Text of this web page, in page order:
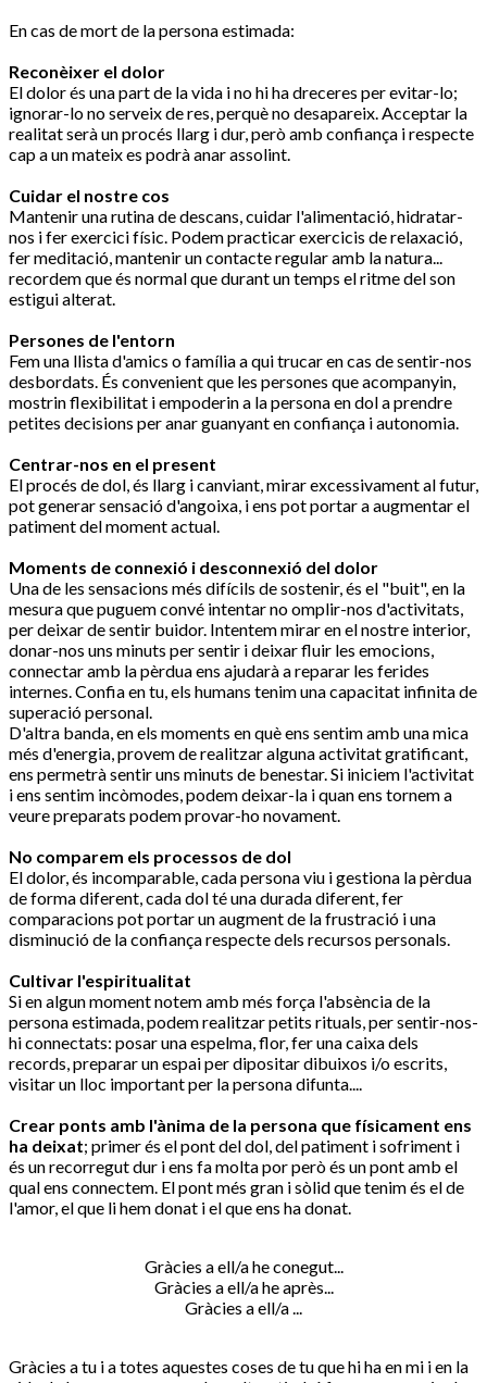
En cas de mort de la persona estimada:
Reconèixer el dolor
El dolor és una part de la vida i no hi ha dreceres per evitar-lo;
ignorar-lo no serveix de res, perquè no desapareix. Acceptar la
realitat serà un procés llarg i dur, però amb confiança i respecte
cap a un mateix es podrà anar assolint.
Cuidar el nostre cos
Mantenir una rutina de descans, cuidar l'alimentació, hidratar-
nos i fer exercici físic. Podem practicar exercicis de relaxació,
fer meditació, mantenir un contacte regular amb la natura...
recordem que és normal que durant un temps el ritme del son
estigui alterat.
Persones de l'entorn
Fem una llista d'amics o família a qui trucar en cas de sentir-nos
desbordats. És convenient que les persones que acompanyin,
mostrin flexibilitat i empoderin a la persona en dol a prendre
petites decisions per anar guanyant en confiança i autonomia.
Centrar-nos en el present
El procés de dol, és llarg i canviant, mirar excessivament al futur,
pot generar sensació d'angoixa, i ens pot portar a augmentar el
patiment del moment actual.
Moments de connexió i desconnexió del dolor
Una de les sensacions més difícils de sostenir, és el "buit", en la
mesura que puguem convé intentar no omplir-nos d'activitats,
per deixar de sentir buidor. Intentem mirar en el nostre interior,
donar-nos uns minuts per sentir i deixar fluir les emocions,
connectar amb la pèrdua ens ajudarà a reparar les ferides
internes. Confia en tu, els humans tenim una capacitat infinita de
superació personal.
D'altra banda, en els moments en què ens sentim amb una mica
més d'energia, provem de realitzar alguna activitat gratificant,
ens permetrà sentir uns minuts de benestar. Si iniciem l'activitat
i ens sentim incòmodes, podem deixar-la i quan ens tornem a
veure preparats podem provar-ho novament.
No comparem els processos de dol
El dolor, és incomparable, cada persona viu i gestiona la pèrdua
de forma diferent, cada dol té una durada diferent, fer
comparacions pot portar un augment de la frustració i una
disminució de la confiança respecte dels recursos personals.
Cultivar l'espiritualitat
Si en algun moment notem amb més força l'absència de la
persona estimada, podem realitzar petits rituals, per sentir-nos-
hi connectats: posar una espelma, flor, fer una caixa dels
records, preparar un espai per dipositar dibuixos i/o escrits,
visitar un lloc important per la persona difunta....
Crear ponts amb l'ànima de la persona que físicament ens
ha deixat; primer és el pont del dol, del patiment i sofriment i
és un recorregut dur i ens fa molta por però és un pont amb el
qual ens connectem. El pont més gran i sòlid que tenim és el de
l'amor, el que li hem donat i el que ens ha donat.
Gràcies a ell/a he conegut...
Gràcies a ell/a he après...
Gràcies a ell/a ...
Gràcies a tu i a totes aquestes coses de tu que hi ha en mi i en la